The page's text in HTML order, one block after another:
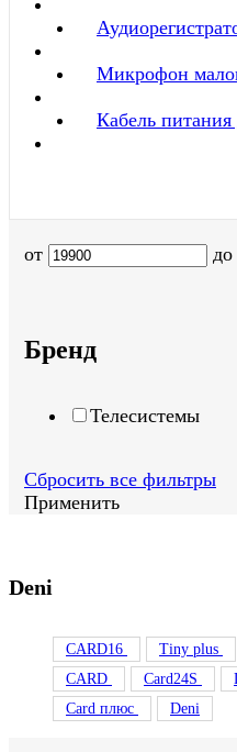
Микрофон
Кабель
от до
Бренд
Телесистемы
Сбросить все фильтры
Применить
Deni
CARD16 Tiny plus
CARD
Card24S
Card плюс
Deni